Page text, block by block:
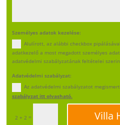
Személyes adatok kezelése:
Alulírott, az alábbi checkbox
adatkezelő a most megadott személyes
adatvédelmi szabályzatának feltételei
Adatvédelmi szabályzat:
Az adatvédelmi szabályzatot
szabályzat itt olvasható.
2 + 2 =
Villa